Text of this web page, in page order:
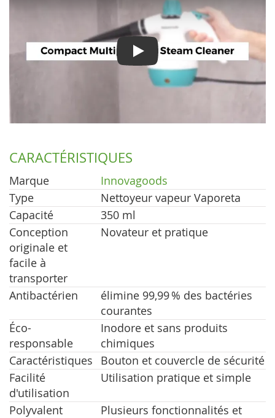
Play
CARACTÉRISTIQUES
Marque
Innovagoods
Type
Nettoyeur vapeur Vaporeta
Capacité
350 ml
Conception
originale et
facile à
transporter
Novateur et pratique
Antibactérien
élimine 99,99 % des bactéries
courantes
Éco-
responsable
Inodore et sans produits
chimiques
Caractéristiques
Bouton et couvercle de sécurité
Facilité
d'utilisation
Utilisation pratique et simple
Polyvalent
Plusieurs fonctionnalités et